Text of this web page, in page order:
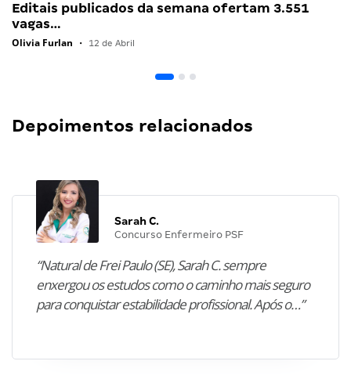
Editais publicados da semana ofertam 3.551
vagas…
Olivia Furlan • 12 de Abril
Depoimentos relacionados
Sarah C.
Concurso Enfermeiro PSF
“Natural de Frei Paulo (SE), Sarah C. sempre
enxergou os estudos como o caminho mais seguro
para conquistar estabilidade profissional. Após o…”